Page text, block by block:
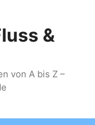
&
von A bis Z –